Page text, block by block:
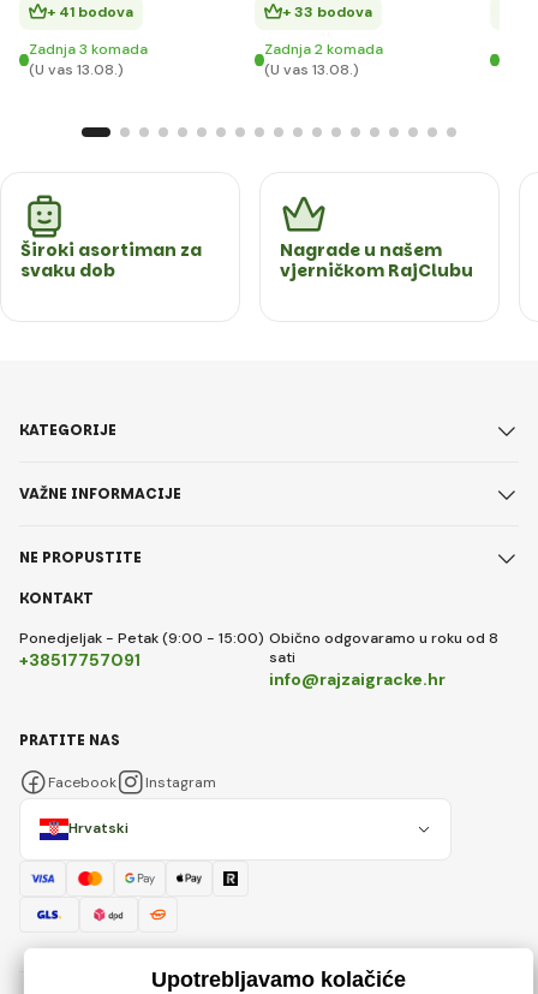
+ 41 bodova
Zadnja 3 komada
(U vas 13.08.)
+ 33 bodova
Zadnja 2 komada
(U vas 13.08.)
(U
Široki asortiman za
svaku dob
Nagrade u našem
vjerničkom RajClubu
KONTAKT
Ponedjeljak - Petak (9:00 - 15:00)
+38517757091
Obično odgovaramo u roku od 8
sati
info@rajzaigracke.hr
KATEGORIJE
VAŽNE INFORMACIJE
NE PROPUSTITE
Hrvatski
PRATITE NAS
Facebook Instagram